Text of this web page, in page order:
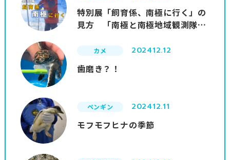
特別展「飼育係、南極に行く」の
見方 「南極と南極地域観測隊」
カメ 202412.12
歯磨き？！
ペンギン 202412.11
モフモフヒナの季節